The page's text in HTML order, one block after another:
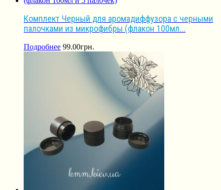
Комплект Черный для аромадиффузора с черными
палочками из микрофибры (флакон 100мл...
Подробнее 99.00грн.